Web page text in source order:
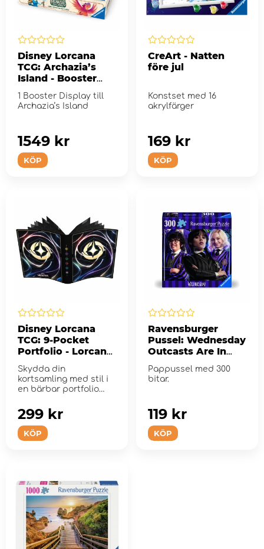
Disney Lorcana
TCG: Archazia’s
Island - Booster
Display
1 Booster Display till
Archazia’s Island
KÖP
1549 kr
CreArt - Natten
före jul
Konstset med 16
akrylfärger
KÖP
169 kr
Disney Lorcana
TCG: 9-Pocket
Portfolio - Lorcana
Skydda din
kortsamling med stil i
en bärbar portfolio
konst.
KÖP
299 kr
Ravensburger
Pussel: Wednesday
Outcasts Are In
Pappussel med 300
bitar.
KÖP
119 kr